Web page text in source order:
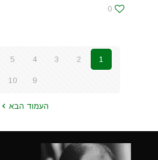
0
1
2
3
4
5
9
10
העמוד הבא